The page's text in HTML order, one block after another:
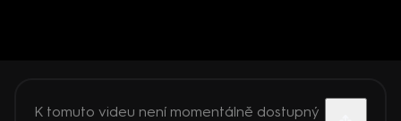
K tomuto videu není momentálně dostupný